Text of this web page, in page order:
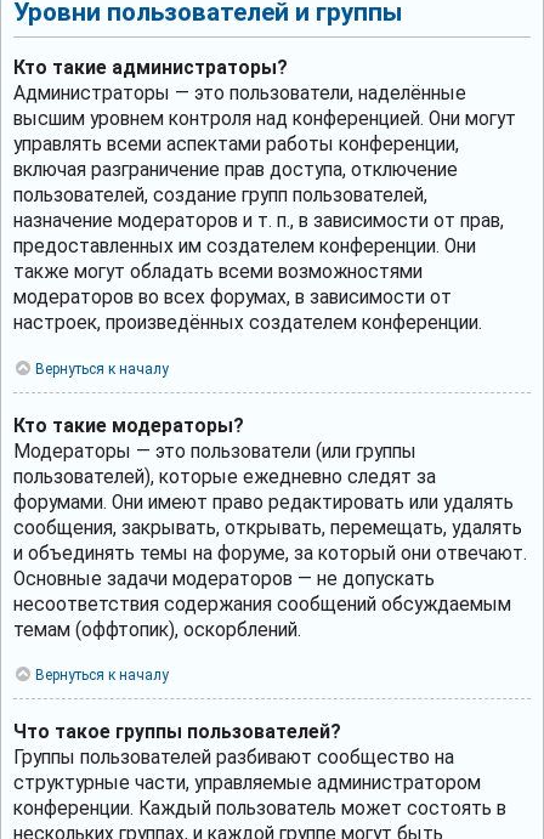
Уровни пользователей и группы
Кто такие администраторы?
Администраторы — это пользователи, наделённые
высшим уровнем контроля над конференцией. Они могут
управлять всеми аспектами работы конференции,
включая разграничение прав доступа, отключение
пользователей, создание групп пользователей,
назначение модераторов и т. п., в зависимости от прав,
предоставленных им создателем конференции. Они
также могут обладать всеми возможностями
модераторов во всех форумах, в зависимости от
настроек, произведённых создателем конференции.
Вернуться к началу
Кто такие модераторы?
Модераторы — это пользователи (или группы
пользователей), которые ежедневно следят за
форумами. Они имеют право редактировать или удалять
сообщения, закрывать, открывать, перемещать, удалять
и объединять темы на форуме, за который они отвечают.
Основные задачи модераторов — не допускать
несоответствия содержания сообщений обсуждаемым
темам (оффтопик), оскорблений.
Вернуться к началу
Что такое группы пользователей?
Группы пользователей разбивают сообщество на
структурные части, управляемые администратором
конференции. Каждый пользователь может состоять в
нескольких группах, и каждой группе могут быть